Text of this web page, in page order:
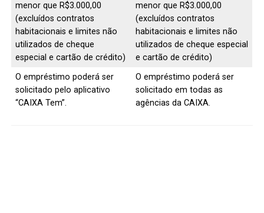
menor que R$3.000,00
(excluídos contratos
habitacionais e limites não
utilizados de cheque
especial e cartão de crédito)
menor que R$3.000,00
(excluídos contratos
habitacionais e limites não
utilizados de cheque especial
e cartão de crédito)
​O empréstimo poderá ser
solicitado pelo aplicativo
“CAIXA Tem”.
​O empréstimo poderá ser
solicitado em todas as
agências da CAIXA.